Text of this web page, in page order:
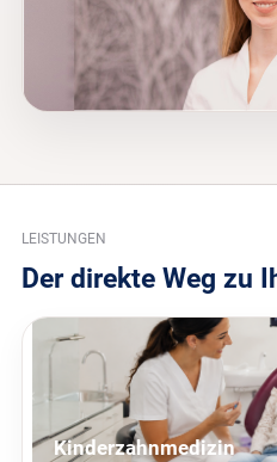
LEISTUNGEN
Der direkte Weg zu
Kinderzahnmedizin